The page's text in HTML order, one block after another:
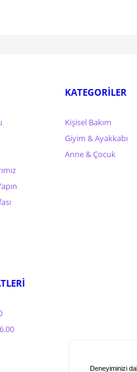
Deneyiminizi
KATEGORİLER
Kişisel Bakım
Giyim & Ayakkabı
Anne & Çocuk